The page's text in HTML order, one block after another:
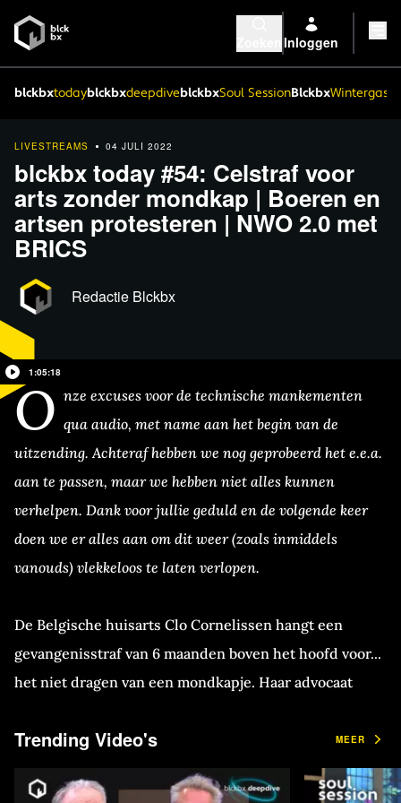
Inloggen
blckbxtodayblckbxdeepdiveblckbxSoul SessionBlckbx
LIVESTREAMS 04 JULI 2022
blckbx today #54: Celstraf voor
arts zonder mondkap | Boeren en
artsen protesteren | NWO 2.0 met
BRICS
Redactie Blckbx
1:05:18
O nze excuses voor de technische mankementen
qua audio, met name aan het begin van de
uitzending. Achteraf hebben we nog geprobeerd het e.e.a.
aan te passen, maar we hebben niet alles kunnen
verhelpen. Dank voor jullie geduld en de volgende keer
doen we er alles aan om dit weer (zoals inmiddels
vanouds) vlekkeloos te laten verlopen.
De Belgische huisarts Clo Cornelissen hangt een
gevangenisstraf van 6 maanden boven het hoofd voor...
het niet dragen van een mondkapje. Haar advocaat
terug op de boerenprotestacties van vandaag en de
huisartsendemonstratie van vrijdag. Ook schakelen we
tijdens de uitzending LIVE over naar reporter Erwin
Trending Video's MEER